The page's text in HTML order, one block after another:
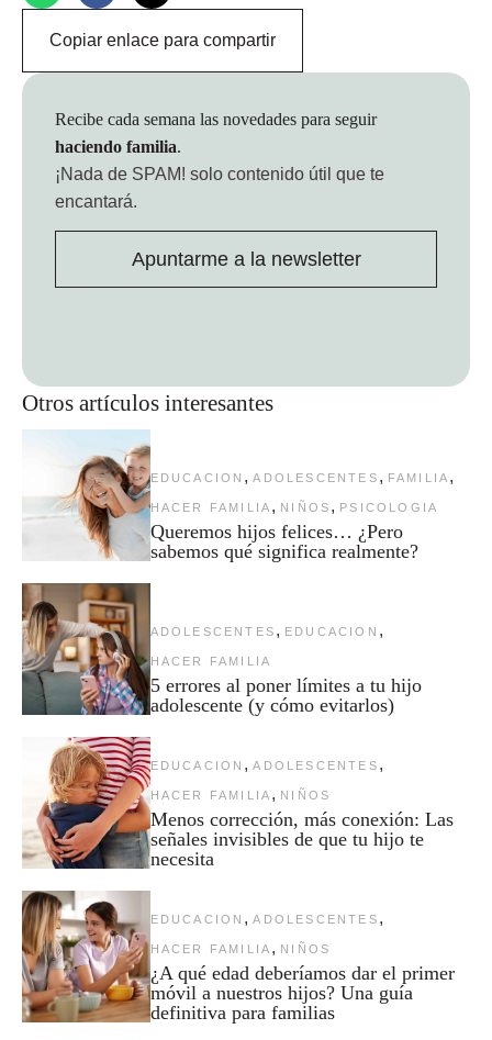
Copiar enlace para compartir
Otros artículos interesantes
EDUCACION , ADOLESCENTES , FAMILIA ,
HACER FAMILIA , NIÑOS , PSICOLOGIA
Queremos hijos felices… ¿Pero
sabemos qué significa realmente?
ADOLESCENTES , EDUCACION ,
HACER FAMILIA
5 errores al poner límites a tu hijo
adolescente (y cómo evitarlos)
EDUCACION , ADOLESCENTES ,
HACER FAMILIA , NIÑOS
Menos corrección, más conexión: Las
señales invisibles de que tu hijo te
necesita
EDUCACION , ADOLESCENTES ,
HACER FAMILIA , NIÑOS
¿A qué edad deberíamos dar el primer
móvil a nuestros hijos? Una guía
definitiva para familias
Recibe cada semana las novedades para seguir
haciendo familia.
¡Nada de SPAM! solo contenido útil que te
encantará.
Apuntarme a la newsletter